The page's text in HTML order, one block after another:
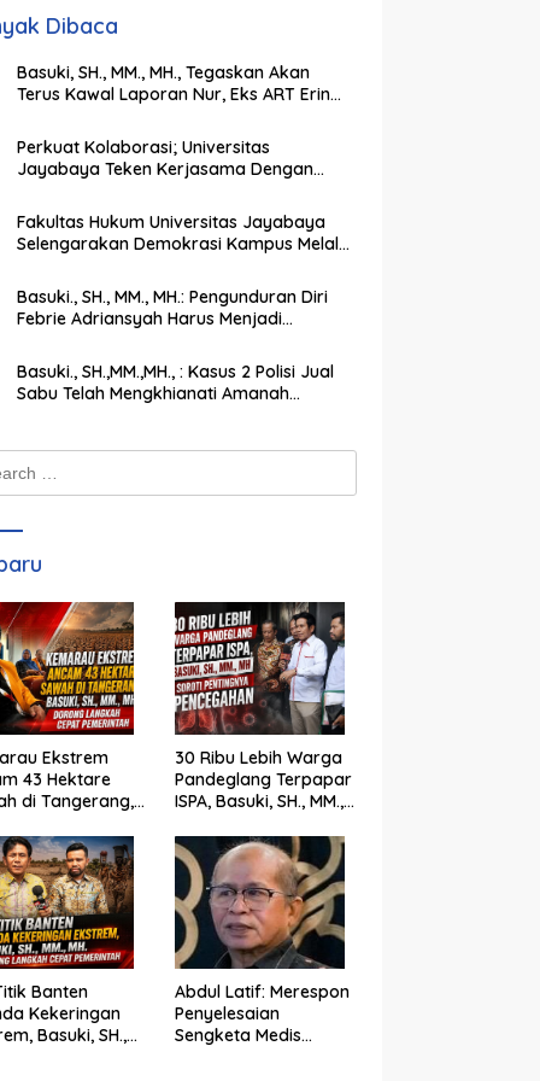
Dibaca
Basuki, SH., MM., MH., Tegaskan Akan
Terus Kawal Laporan Nur, Eks ART Erin
Perkuat Kolaborasi; Universitas
Jayabaya Teken Kerjasama Dengan
Kandangan Kalsel
Fakultas Hukum Universitas Jayabaya
Selengarakan Demokrasi Kampus Melalui
Basuki., SH., MM., MH.: Pengunduran Diri
Febrie Adriansyah Harus Menjadi
Penegakan Hukum
Basuki., SH.,MM.,MH., : Kasus 2 Polisi Jual
Sabu Telah Mengkhianati Amanah
Ekstrem
43 Hektare
di Tangerang,
Langkah
Pemerintah
30 Ribu Lebih Warga
Pandeglang Terpapar
ISPA, Basuki, SH., MM.,
Pencegahan
Banten
Kekeringan
Basuki, SH.,
Abdul Latif: Merespon
Penyelesaian
Sengketa Medis